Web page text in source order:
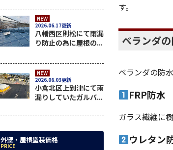
す。
ベランダ
ベランダの防
FRP防水
ガラス繊維に
ウレタン
NEW
2026.06.17更新
八幡西区則松にて雨漏
り防止の為に屋根の...
NEW
2026.06.03更新
小倉北区上到津にて雨
漏りしていたガルバ...
外壁・屋根塗装価格
PRICE